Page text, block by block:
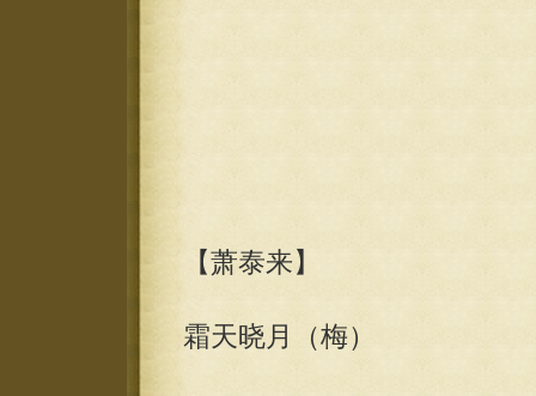
【萧泰来】
霜天晓月（梅）